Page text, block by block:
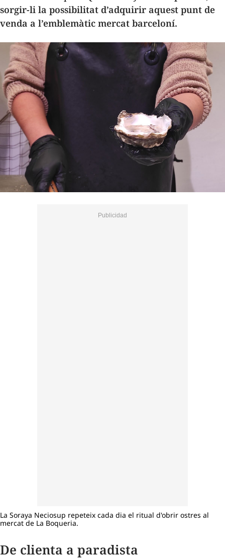
sorgir-li la possibilitat d’adquirir aquest punt de
venda a l’emblemàtic mercat barceloní.
La Soraya Neciosup repeteix cada dia el ritual d'obrir ostres al
mercat de La Boqueria.
De clienta a paradista